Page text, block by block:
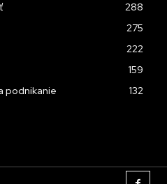
288
275
222
159
podnikanie
132